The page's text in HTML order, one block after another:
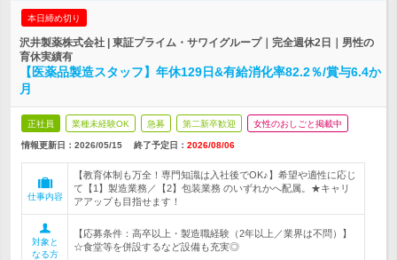
本日締め切り
沢井製薬株式会社 | 東証プライム・サワイグループ｜完全週休2日｜男性の
育休実績有
【医薬品製造スタッフ】年休129日&有給消化率82.2％/賞与6.4か
月
正社員 業種未経験OK 急募 第二新卒歓迎 女性のおしごと掲載中
情報更新日：2026/05/15 終了予定日： 2026/08/06
仕事内容
【教育体制も万全！専門知識は入社後でOK♪】希望や適性に応じ
て【1】製造業務／【2】包装業務 のいずれかへ配属。★キャリ
アアップも目指せます！
対象と
なる方
【応募条件：高卒以上・製造職経験（2年以上／業界は不問）】
☆食堂等を併設するなど設備も充実◎